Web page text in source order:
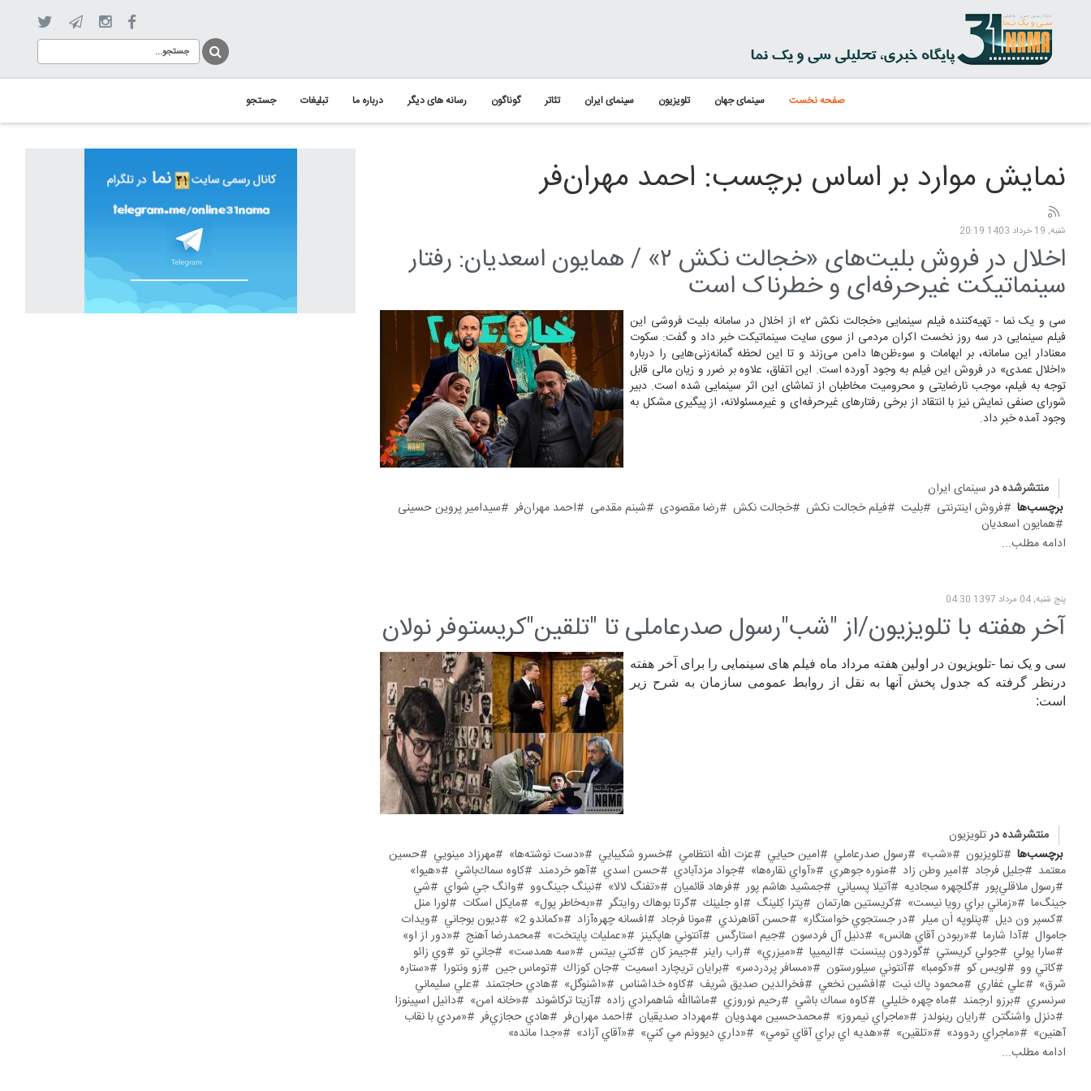
صفحه نخست سینمای جهان تلویزیون سینمای ایران تئاتر گوناگون رسانه های دیگر درباره ما تبلیغات جستجو
نمایش موارد بر اساس برچسب: احمد مهران‌فر
شنبه, 19 خرداد 1403 20:19
اخلال در فروش بلیت‌های «خجالت نکش ۲» / همایون اسعدیان: رفتار
سینماتیکت غیرحرفه‌ای و خطرناک است
سی و یک نما - تهیه‌کننده فیلم سینمایی «خجالت نکش ۲» از اخلال در سامانه بلیت فروشی این
فیلم سینمایی در سه روز نخست اکران مردمی از سوی سایت سینماتیکت خبر داد و گفت: سکوت
معنادار این سامانه، بر ابهامات و سوءظن‌ها دامن می‌زند و تا این لحظه گمانه‌زنی‌هایی را درباره
«اخلال عمدی» در فروش این فیلم به وجود آورده است. این اتفاق، علاوه بر ضرر و زیان مالی قابل
توجه به فیلم، موجب نارضایتی و محرومیت مخاطبان از تماشای این اثر سینمایی شده است. دبیر
شورای صنفی نمایش نیز با انتقاد از برخی رفتارهای غیرحرفه‌ای و غیرمسئولانه، از پیگیری مشکل به
وجود آمده خبر داد.
منتشرشده در سینمای ایران
برچسب‌ها
فروش اینترنتی بلیت فیلم خجالت نکش خجالت نکش رضا مقصودی شبنم مقدمی احمد مهران‌فر
سیدامیر پروین حسینی
همایون اسعدیان
ادامه مطلب...
پنج شنبه, 04 مرداد 1397 04:30
آخر هفته با تلویزیون/از "شب"رسول صدرعاملی تا "تلقین"کریستوفر نولان
سی و یک نما -تلویزیون در اولین هفته مرداد ماه فیلم های سینمایی را برای آخر هفته
درنظر گرفته که جدول پخش آنها به نقل از روابط عمومی سازمان به شرح زیر
است:
منتشرشده درتلویزیون
برچسب‌ها
تلویزیون «شب» رسول صدرعاملي امين حيايي عزت الله انتظامي خسرو شكيبايي «دست نوشته‌ها» مهرزاد مينويي
حسين
معتمد
جليل فرجاد امير وطن زاد منوره جوهري «آواي نقاره‌ها» جواد مزدآبادي حسن اسدي آهو خردمند كاوه سماك‌باشي
«هيوا»
رسول ملاقلي‌پور
گلچهره سجاديه آتيلا پسياني جمشيد هاشم پور فرهاد قائميان «تفنگ لالا» نينگ جينگ‌وو وانگ جي شواي
شي
جينگ‌ما
«زماني براي رويا نيست» كريستين هارتمان پترا كِلينگ او جلينِك گرتا بوهاك روايتگر «به‌خاطر پول» مايكل اسكات
لورا منل
كسپر ون ديل
پنلوپه اَن ميلر در جستجوي خواستگار» حسن آقاهرندي مونا فرجاد افسانه چهره‌آزاد «كماندو 2» ديون بوجاني
ويدات
جاموال
آدا شارما «ربودن آقاي هانس» دنيل آل فردسون جيم استارگس آنتوني هاپكينز «عمليات پايتخت» محمدرضا آهنج
«دور از او»
سارا پولي
جولي كريستي گوردون پينسنت اليميپا «ميزري» راب راينر جيمز كان كتي بيتس «سه همدست» جاني تو
وي زائو
كاتي وو
لويس كو «كومبا» آنتوني سيلورستون «مسافر پردردسر» برايان تريچارد اسميت جان كوزاك توماس جين زو ونتورا
«ستاره
شرق»
علي غفاري محمود پاك نيت افشين نخعي فخرالدين صديق شريف كاوه خداشناس «اشنوگل» هادي حاجتمند
علي سليماني
سرنسري
برزو ارجمند ماه چهره خليلي كاوه سماك باشي رحيم نوروزي ماشاالله شاهمرادي زاده آزيتا تركاشوند «خانه امن»
دانيل اسپينوزا
دنزل واشنگتن
رايان رينولدز «ماجراي نيمروز» محمدحسين مهدويان مهرداد صديقيان احمد مهران‌فر هادي حجازي‌فر
«مردي با نقاب
آهنين»
«ماجراي ردوود» «تلقين» «هديه اي براي آقاي تومي» «داري ديوونم مي كني» «آقاي آزاد»
«جدا مانده»
ادامه مطلب...